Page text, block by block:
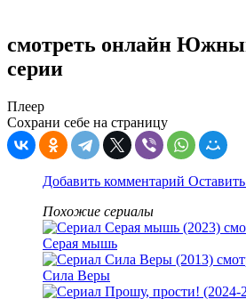
смотреть онлайн
серии
Плеер
Сохрани себе на страницу
Добавить комментарий
Похожие сериалы
Серая мышь
Сила Веры